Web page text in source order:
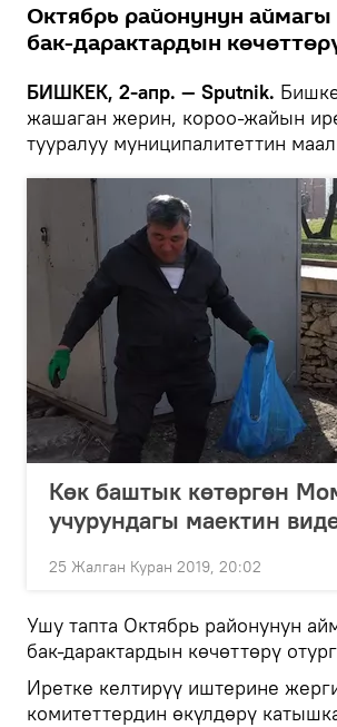
Октябрь районунун
бак-дарактардын
БИШКЕК, 2-апр. — Sputnik.
жашаган жерин, короо-жайын
тууралуу муниципалитеттин
Көк баштык көтөргөн
учурундагы маектин
25 Жалган Куран 2019, 20:02
Ушу тапта Октябрь районунун
бак-дарактардын көчөттөрү
Иретке келтирүү иштерине
комитеттердин өкүлдөрү